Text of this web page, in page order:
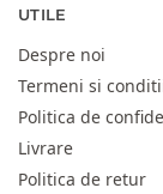
UTILE
Despre noi
Termeni si
Politica de
Livrare
Politica de retur